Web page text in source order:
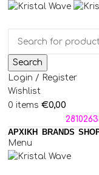
Search
Login / Register
Wishlist
0 items €0,00
ΑΡΧΙΚΗ
BRANDS
Menu